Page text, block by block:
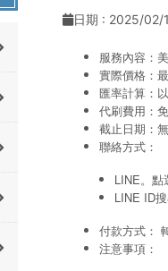
日期 : 2025/02/
服務內容：
實際價格：
匯率計算：
代刷費用：
截止日期：
聯絡方式：
LINE。點
LINE ID
付款方式：
注意事項：